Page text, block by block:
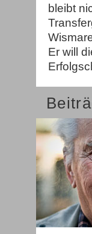
bleibt
Er will